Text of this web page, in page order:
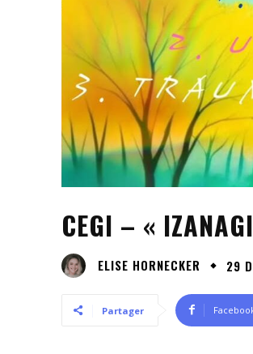
CEGI – «
ELISE HORNECKER 29
Partager